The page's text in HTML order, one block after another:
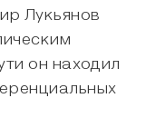
Лукьянов
он находил